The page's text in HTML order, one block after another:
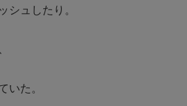
シュしたり。
いた。